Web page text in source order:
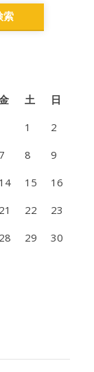
土
日
1
2
7 8
9
14 15
16
21 22
23
28 29
30